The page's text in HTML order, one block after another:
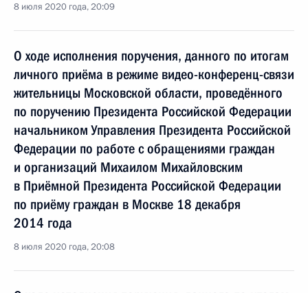
8 июля 2020 года, 20:09
О ходе исполнения поручения, данного по итогам
личного приёма в режиме видео-конференц-связи
жительницы Московской области, проведённого
по поручению Президента Российской Федерации
начальником Управления Президента Российской
Федерации по работе с обращениями граждан
и организаций Михаилом Михайловским
в Приёмной Президента Российской Федерации
по приёму граждан в Москве 18 декабря
2014 года
8 июля 2020 года, 20:08